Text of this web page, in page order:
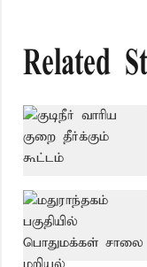
Related